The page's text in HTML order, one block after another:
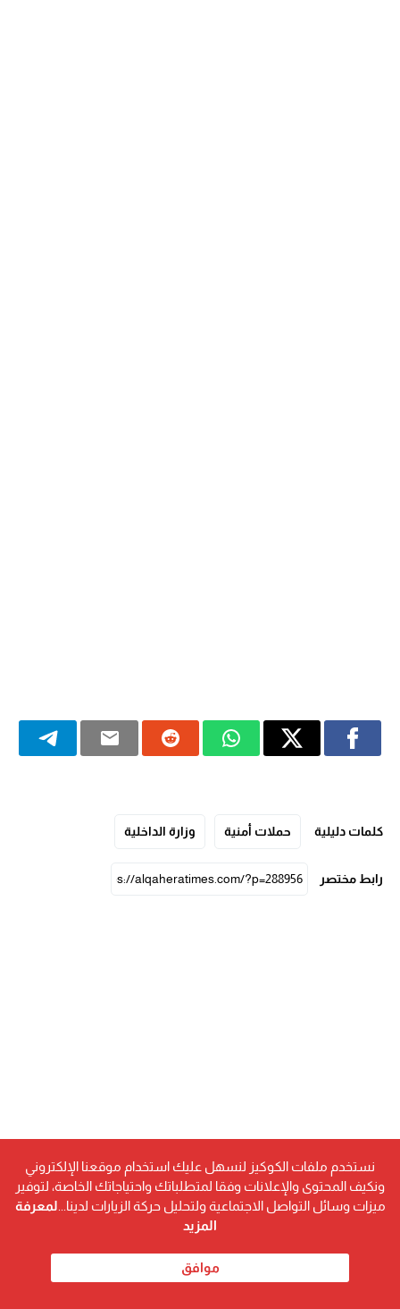
كلمات دليلية حملات أمنية وزارة الداخلية
رابط مختصر
نستخدم ملفات الكوكيز لنسهل عليك استخدام موقعنا الإلكتروني
ونكيف المحتوى والإعلانات وفقا لمتطلباتك واحتياجاتك الخاصة، لتوفير
ميزات وسائل التواصل الاجتماعية ولتحليل حركة الزيارات لدينا... لمعرفة
المزيد
موافق